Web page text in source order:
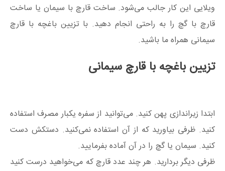
ویلایی این کار جالب می‌شود. ساخت قارچ با سیمان یا ساخت
قارچ با گچ را به راحتی انجام دهید. با تزیین باغچه با قارچ
سیمانی همراه ما باشید.
تزیین باغچه با قارچ سیمانی
ابتدا زیراندازی پهن کنید. می‌توانید از سفره یکبار مصرف استفاده
کنید. ظرفی بیاورید که از آن استفاده نمی‌کنید. دستکش دست
کنید. سیمان یا گچ را در آن آماده بفرمایید.
ظرفی دیگر بردارید. هر چند عدد قارچ که می‌خواهید درست کنید